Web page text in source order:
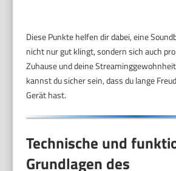
Diese Punkte helfen dir dabei, eine
nicht nur gut klingt, sondern sich auch
Zuhause und deine
kannst du sicher sein, dass du lange
Gerät hast.
Technische und
Grundlagen des